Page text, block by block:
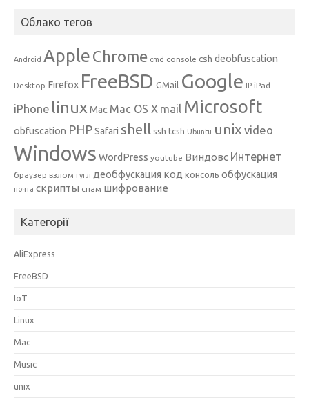
Облако тегов
Android Apple Chrome cmd console csh deobfuscation
Desktop Firefox FreeBSD GMail Google IP iPad
iPhone linux Mac Mac OS X mail Microsoft
obfuscation PHPSafari shell ssh tcsh Ubuntu unix video
Windows WordPress youtube Виндовс Интернет
браузер взлом гугл деобфускация код консоль обфускация
почта скрипты спам шифрование
Категорії
AliExpress
FreeBSD
IoT
Linux
Mac
Music
unix